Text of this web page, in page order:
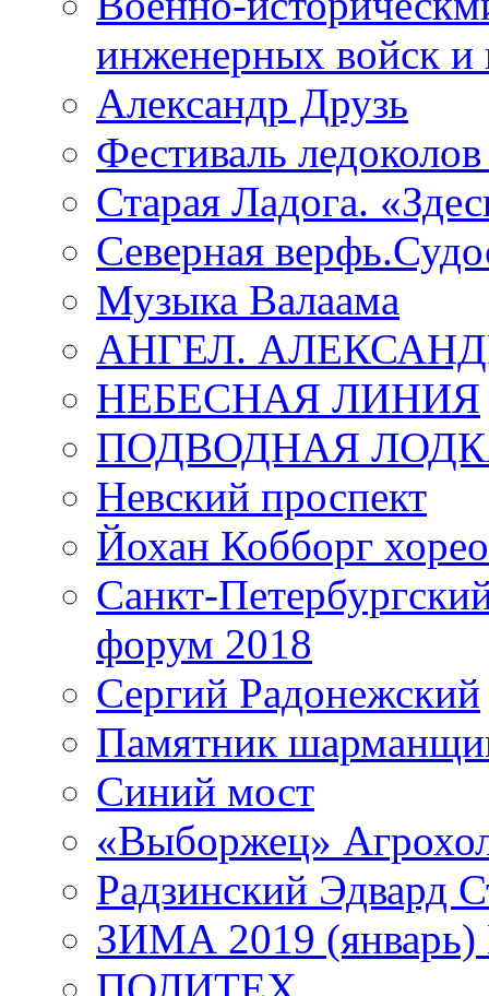
инженерных войск и
Александр Друзь
Фестиваль
Старая Ладога.
Северная
Музыка Валаама
АНГЕЛ.
НЕБЕСНАЯ ЛИНИЯ
ПОДВОДНАЯ
Невский проспект
Йохан Кобборг
Санкт-
форум 2018
Сергий Радонежский
Памятник
Синий мост
«Выборжец»
Радзинский Эдвард
ЗИМА 2019 (январь)